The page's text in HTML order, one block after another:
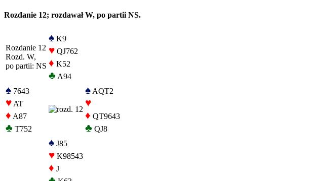
Rozdanie 12; rozdawał W, po partii NS.
Rozdanie 12
Rozd. W,
po partii: NS
♠ K9
♥ QJ762
♦ K52
♣A94
♠ 7643
♥AT
♦ A87
♣ T752
♠AQT2
♥
♦ QT9643
♣ QJ8
♠ J85
♥ K98543
♦ J